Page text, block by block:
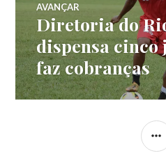
AVANÇAR
Diretoria do
dispensa cinco
faz cobranças